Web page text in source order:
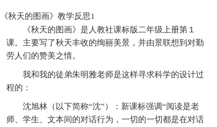
《秋天的图画》教学反思1
《秋天的图画》是人教社课标版二年级上册第１
课。主要写了秋天丰收的绚丽美景，并由景联想到对勤
劳人们的赞美之情。
我和我的徒弟朱明雅老师是这样寻求科学的设计过
程的：
沈旭林（以下简称“沈”）：新课标强调“阅读是老
师、学生、文本间的对话行为，一切的一切都是在对话